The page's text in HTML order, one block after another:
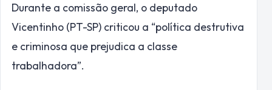
Durante a comissão geral, o deputado
Vicentinho (PT-SP) criticou a “política destrutiva
e criminosa que prejudica a classe
trabalhadora”.